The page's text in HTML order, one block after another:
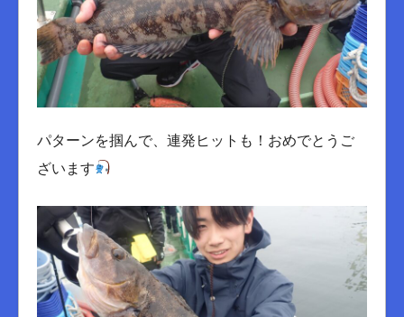
パターンを掴んで、連発ヒットも！おめでとうご
ざいます